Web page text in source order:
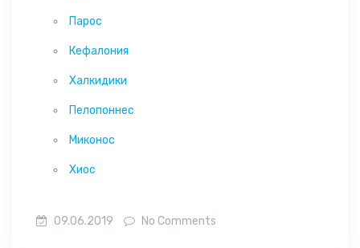
Парос
Кефалония
Халкидики
Пелопоннес
Миконос
Хиос
09.06.2019 No Comments